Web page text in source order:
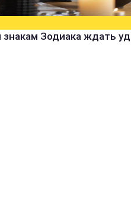
знакам Зодиака ждать